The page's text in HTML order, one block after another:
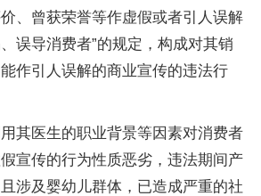
、曾获荣誉等作虚假或者引人误解
误导消费者”的规定，构成对其销
作引人误解的商业宣传的违法行
其医生的职业背景等因素对消费者
宣传的行为性质恶劣，违法期间产
涉及婴幼儿群体，已造成严重的社